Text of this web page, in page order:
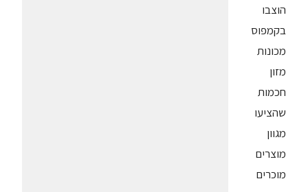
הוצבו
בקמפוס
מכונות
מזון
חכמות
שהציעו
מגוון
מוצרים
מוכרים